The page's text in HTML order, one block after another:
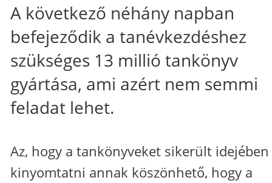
A következő néhány napban
befejeződik a tanévkezdéshez
szükséges 13 millió tankönyv
gyártása, ami azért nem semmi
feladat lehet.
Az, hogy a tankönyveket sikerült idejében
kinyomtatni annak köszönhető, hogy a